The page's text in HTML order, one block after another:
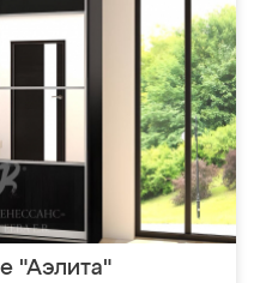
"Аэлита"